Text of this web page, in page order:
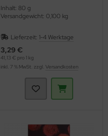
Inhalt: 80 g
Versandgewicht: 0,100 kg
Lieferzeit: 1-4 Werktage
3,29 €
41,13 € pro 1 kg
inkl. 7 % MwSt. zzgl. Versandkosten